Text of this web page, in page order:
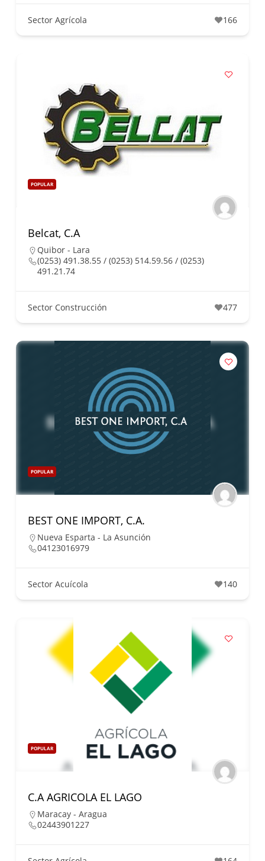
Sector Agrícola 166
POPULAR
Belcat, C.A
Quibor - Lara
(0253) 491.38.55 / (0253) 514.59.56 / (0253)
491.21.74
Sector Construcción 477
POPULAR
BEST ONE IMPORT, C.A.
Nueva Esparta - La Asunción
04123016979
Sector Acuícola 140
POPULAR
C.A AGRICOLA EL LAGO
Maracay - Aragua
02443901227